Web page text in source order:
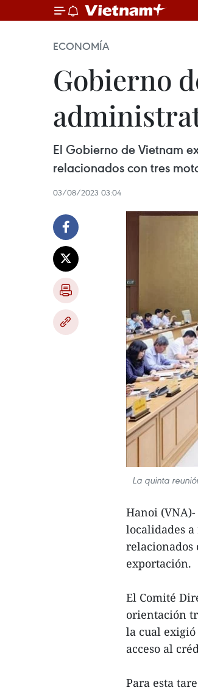
ECONOMÍA
Gobierno
El Gobierno de Vietnam
relacionados con tres
03/08/2023 03:04
La quinta
Hanoi
localidades
relacionados
exportación.
El Comité
orientación
la cual
acceso al
Para esta